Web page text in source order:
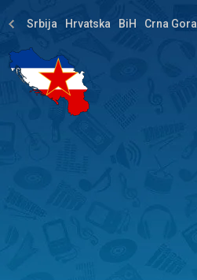
Srbija Hrvatska BiH Crna Gora